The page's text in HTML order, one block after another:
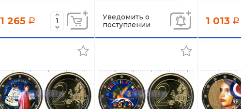
1 265 a
Уведомить о
поступлении
1 013 a